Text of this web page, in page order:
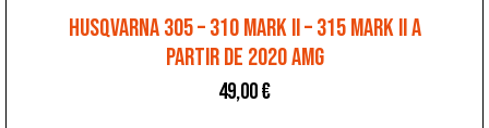
HUSQVARNA 305 – 310 MARK II – 315 MARK II A
PARTIR DE 2020 AMG
49,00€